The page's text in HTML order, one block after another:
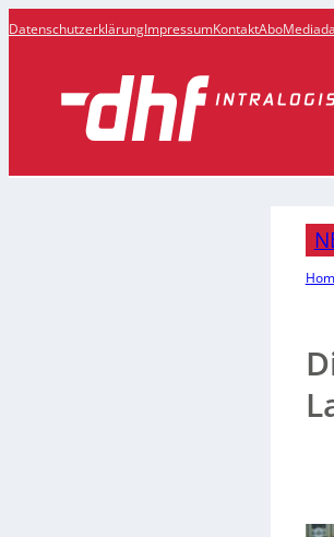
DatenschutzerklärungImpressumKontaktAbo